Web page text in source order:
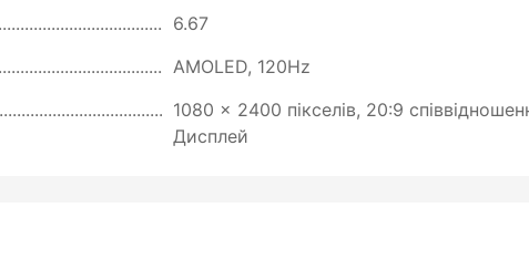
6.67
AMOLED, 120Hz
1080 x 2400 пікселів, 20:9
Дисплей